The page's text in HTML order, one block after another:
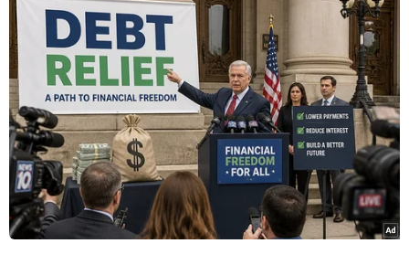
chỉnh về tỷ lệ chỉ tiêu tuyển sinh giữa các
phương thức.
Chỉ điều chỉnh về tỷ lệ chỉ tiêu cho các
phương thức
Năm 2024, Trường Đại học Luật Thành phố Hồ
Chí Minh dự kiến tuyển sinh 2.100 sinh viên và
giữ ổn định hai phương thức xét tuyển như năm
trước, chỉ điều chỉnh về tỷ lệ chỉ tiêu cho các
phương thức.